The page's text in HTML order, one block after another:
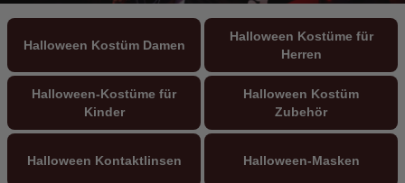
Halloween Kostüm Damen
Halloween Kostüme für
Herren
Halloween-Kostüme für
Kinder
Halloween Kostüm
Zubehör
Halloween Kontaktlinsen Halloween-Masken